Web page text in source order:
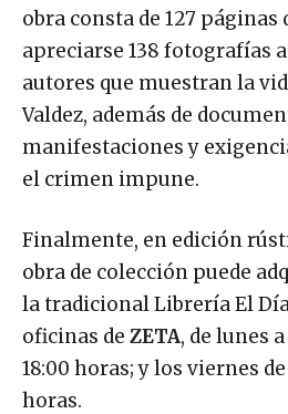
obra consta de 127 páginas
apreciarse 138 fotografías
autores que muestran la
Valdez, además de
manifestaciones y
el crimen impune.
Finalmente, en edición
obra de colección puede
la tradicional Librería El
oficinas de ZETA, de lunes
18:00 horas; y los viernes de
horas.